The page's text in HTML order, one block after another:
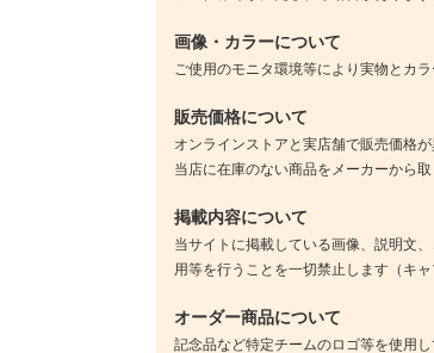
画像・カラーについて
ご使用のモニタ環境等により実物とカ
販売価格について
オンラインストアと実店舗で販売価格
当店に在庫のない商品をメーカーから
掲載内容について
当サイトに掲載している画像、説明文
用等を行うことを一切禁止します（キャ
オーダー商品について
記念品など特定チームのロゴ等を使用